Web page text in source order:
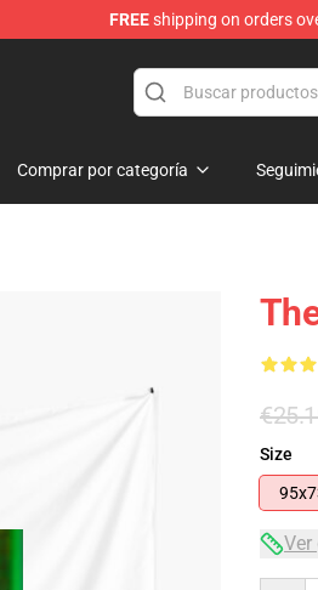
FREEshipping on orders
Comprar por categoría
Size
Ver